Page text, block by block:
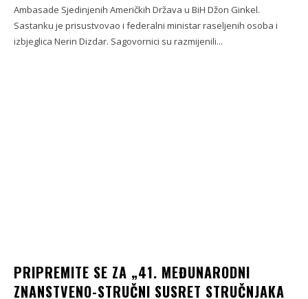
Ambasade Sjedinjenih Američkih Država u BiH Džon Ginkel.
Sastanku je prisustvovao i federalni ministar raseljenih osoba i
izbjeglica Nerin Dizdar. Sagovornici su razmijenili...
PRIPREMITE SE ZA „41. MEĐUNARODNI
ZNANSTVENO-STRUČNI SUSRET STRUČNJAKA